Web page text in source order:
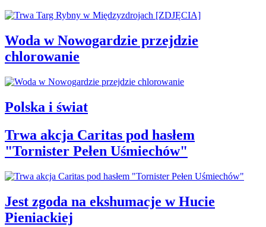
Woda w Nowogardzie przejdzie
chlorowanie
Polska i świat
Trwa akcja Caritas pod hasłem
"Tornister Pełen Uśmiechów"
Jest zgoda na ekshumacje w Hucie
Pieniackiej